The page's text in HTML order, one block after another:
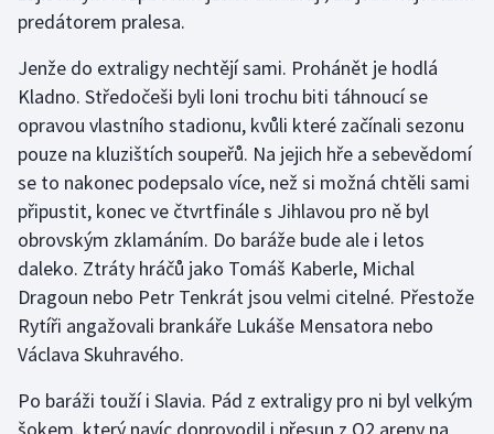
Motorsport
Olympijské hry
Plavání
Plážový volejbal
Ragby
Rychlobruslení
Rychlostní kanoistika
predátorem pralesa.
Jenže do extraligy nechtějí sami. Prohánět je hodlá
Kladno. Středočeši byli loni trochu biti táhnoucí se
opravou vlastního stadionu, kvůli které začínali sezonu
pouze na kluzištích soupeřů. Na jejich hře a sebevědomí
se to nakonec podepsalo více, než si možná chtěli sami
připustit, konec ve čtvrtfinále s Jihlavou pro ně byl
obrovským zklamáním. Do baráže bude ale i letos
daleko. Ztráty hráčů jako Tomáš Kaberle, Michal
Dragoun nebo Petr Tenkrát jsou velmi citelné. Přestože
Rytíři angažovali brankáře Lukáše Mensatora nebo
Václava Skuhravého.
Po baráži touží i Slavia. Pád z extraligy pro ni byl velkým